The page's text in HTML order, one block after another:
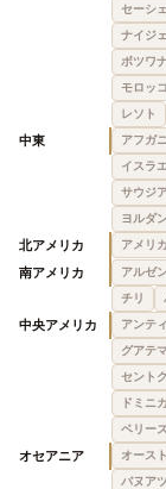
セーシ
ナイジ
ボツワ
モロッコ
レソト
中東 アフガ
イスラ
サウジ
ヨルダ
北アメリカ アメリカ
南アメリカ アルゼ
チリ
中央アメリカ アンテ
グアテ
セント
ドミニ
ベリー
オセアニア オース
バヌアツ